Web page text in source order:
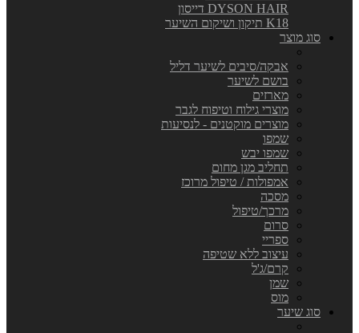
DYSON HAIR דייסון
K18 תיקון ושיקום השיער
סוג מוצר
אבקה/סיבים לשיער דליל
בושם לשיער
מארזים
מוצרי גילוח וטיפוח לגבר
מוצרים מוקטנים - לנסיעות
שמפו
שמפו יבש
תחליב מגן מחום
אמפולות / טיפול מרוכז
מסכה
מרכך/טיפול
סרום
ספריי
עיצוב ללא שטיפה
קרם/ג'ל
שמן
מוס
סוג שיער